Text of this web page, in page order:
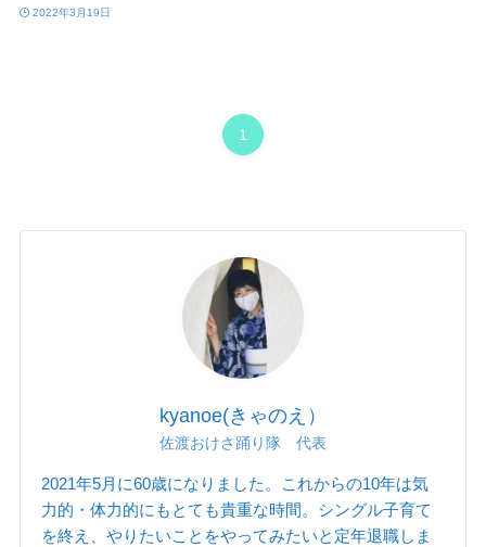
2022年3月19日
1
kyanoe(きゃのえ）
佐渡おけさ踊り隊 代表
2021年5月に60歳になりました。これからの10年は気
力的・体力的にもとても貴重な時間。シングル子育て
を終え、やりたいことをやってみたいと定年退職しま